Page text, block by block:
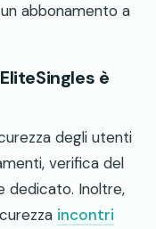
abbonamento a
è
degli utenti
verifica del
dedicato. Inoltre,
incontri